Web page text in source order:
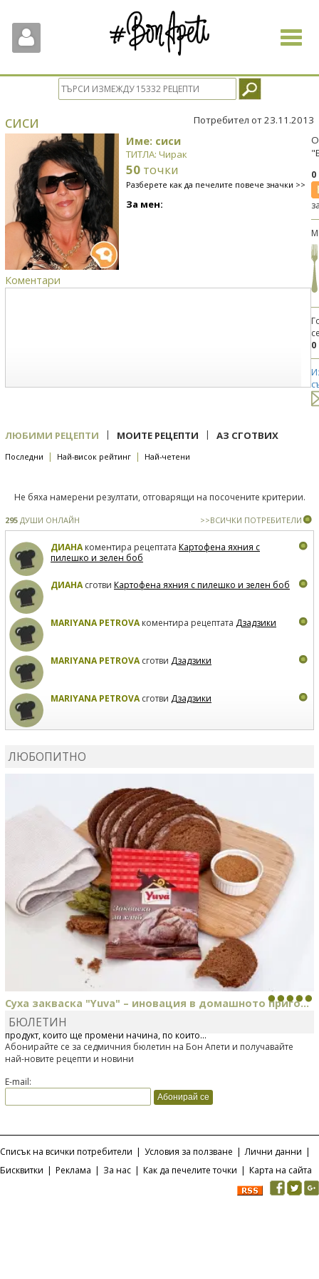
Toggle
сиси Потребител от 23.11.2013
Име: сиси
ТИТЛА: Чирак
50 точки
Разберете как да печелите повече значки >>
За мен:
Коментари
0
ЛЮБИМИ РЕЦЕПТИ | МОИТЕ РЕЦЕПТИ | АЗ СГОТВИХ
Последни | Най-висок рейтинг | Най-четени
Не бяха намерени резултати, отговарящи на посочените критерии.
295 ДУШИ ОНЛАЙН >>ВСИЧКИ ПОТРЕБИТЕЛИ
ДИАНАкоментира рецептата Картофена яхния с
пилешко и зелен боб
ДИАНАсготви Картофена яхния с пилешко и зелен боб
MARIYANA PETROVAкоментира рецептата Дзадзики
MARIYANA PETROVAсготви Дзадзики
MARIYANA PETROVAсготви Дзадзики
ЛЮБОПИТНО
Суха закваска "Yuva" – иновация в домашното приго...
Отскоро Лесафр България стартира предлагането на изцяло нов
продукт, който ще промени начина, по който...
БЮЛЕТИН
Абонирайте се за седмичния бюлетин на Бон Апети и получавайте
най-новите рецепти и новини
E-mail:
Списък на всички потребители | Условия за ползване | Лични данни |
Бисквитки | Реклама | За нас | Как да печелите точки | Карта на сайта